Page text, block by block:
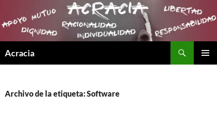
Acracia
Archivo de la etiqueta: Software